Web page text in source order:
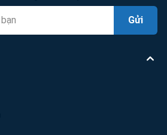
Gửi